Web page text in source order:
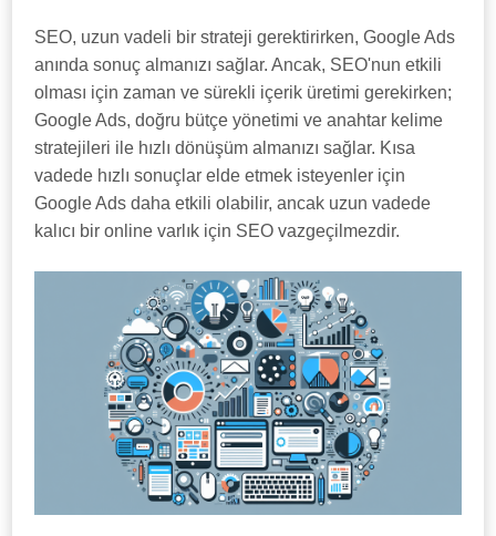
SEO, uzun vadeli bir strateji gerektirirken, Google Ads
anında sonuç almanızı sağlar. Ancak, SEO'nun etkili
olması için zaman ve sürekli içerik üretimi gerekirken;
Google Ads, doğru bütçe yönetimi ve anahtar kelime
stratejileri ile hızlı dönüşüm almanızı sağlar. Kısa
vadede hızlı sonuçlar elde etmek isteyenler için
Google Ads daha etkili olabilir, ancak uzun vadede
kalıcı bir online varlık için SEO vazgeçilmezdir.